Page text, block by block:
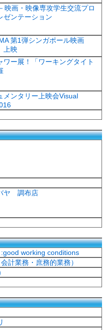
画・映像専攻学生交流プロ
ゼンテーション
第1弾シンガポール映画
上映
ー展！「ワーキングタイト
メンタリー上映会Visual
ヤ 調布店
working conditions
計業務・庶務的業務）